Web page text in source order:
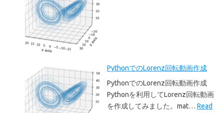
PythonでのLorenz回転動画作成
PythonでのLorenz回転動画作成
Pythonを利用してLorenz回転動画
を作成してみました。mat… Read